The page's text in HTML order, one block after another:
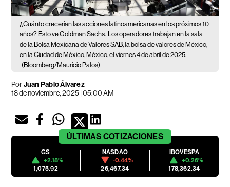
¿Cuánto crecerían las acciones latinoamericanas en los próximos 10
años? Esto ve Goldman Sachs.
Los operadores trabajan en la sala
de la Bolsa Mexicana de Valores SAB, la bolsa de valores de México,
en la Ciudad de México, México, el viernes 4 de abril de 2025.
(Bloomberg/Mauricio Palos)
PorJuan Pablo Álvarez
18 de noviembre, 2025 | 05:00 AM
ÚLTIMAS COTIZACIONES
GS
+2.18%
1,075.92
NASDAQ
-0.44%
26,467.34
IBOVESPA
+0.26%
178,362.34